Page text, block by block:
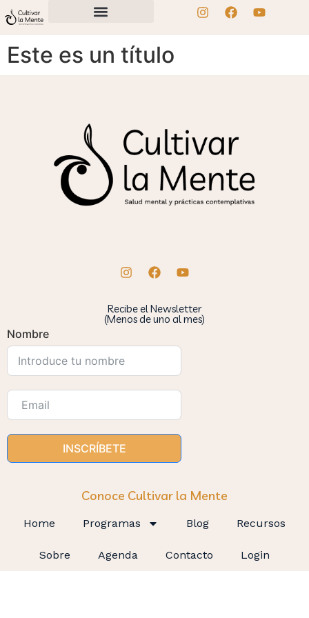
Este es un título
Recibe el Newsletter
(Menos de uno al mes)
Nombre
INSCRÍBETE
Conoce Cultivar la Mente
Home Programas Blog Recursos
Sobre Agenda Contacto Login